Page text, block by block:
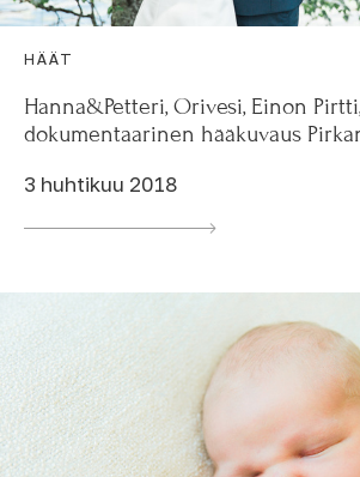
HÄÄT
Hanna&Petteri, Orivesi, Einon Pirtti,
dokumentaarinen hääkuvaus
3 huhtikuu 2018